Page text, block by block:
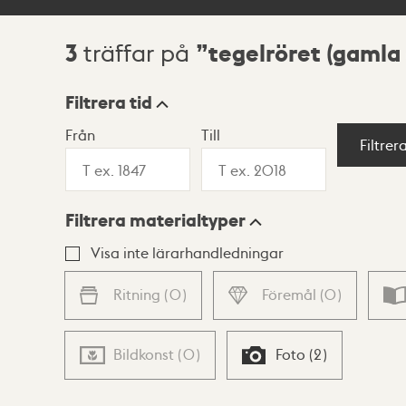
Sökresultat
3 träffar på tegelröret (gamla
Visningsläge
Lista Karta
Filtrera tid
Från Till
Filtrera materialtyper
Visa inte lärarhandledningar
Ritning (0) Föremål (0)
Bildkonst (0) Foto (2)